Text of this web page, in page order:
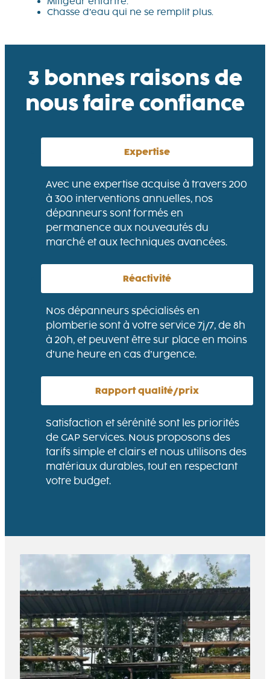
Chasse d’eau qui ne se remplit plus.
3 bonnes raisons de
nous faire confiance
Expertise
Avec une expertise acquise à travers 200
à 300 interventions annuelles, nos
dépanneurs sont formés en
permanence aux nouveautés du
marché et aux techniques avancées.
Réactivité
Nos dépanneurs spécialisés en
plomberie sont à votre service 7j/7, de 8h
à 20h, et peuvent être sur place en moins
d’une heure en cas d’urgence.
Rapport qualité/prix
Satisfaction et sérénité sont les priorités
de GAP Services. Nous proposons des
tarifs simple et clairs et nous utilisons des
matériaux durables, tout en respectant
votre budget.